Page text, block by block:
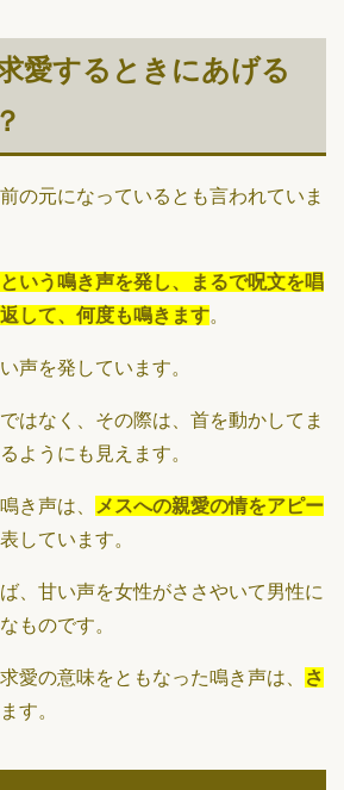
愛するときにあげる
の元になっているとも言われていま
いう鳴き声を発し、まるで呪文を唱
して、何度も鳴きます。
声を発しています。
はなく、その際は、首を動かしてま
ようにも見えます。
き声は、
メスへの親愛の情をアピー
しています。
、甘い声を女性がささやいて男性に
ものです。
愛の意味をともなった鳴き声は、
さ
す。